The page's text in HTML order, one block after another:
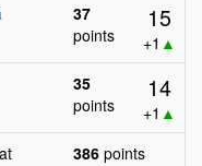
37
points
15
+1 ▲
35
points
14
+1 ▲
386 points